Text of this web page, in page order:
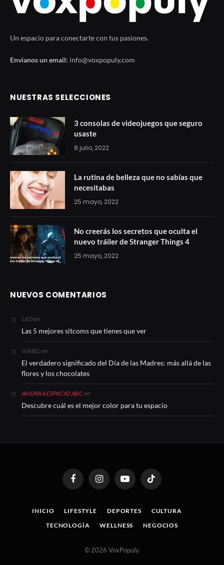
Un espacio para conectarte con tus pasiones.
Envíanos un email: info@voxpopuly.com
NUESTRAS SELECCIONES
3 consolas de videojuegos que seguro
usaste
8 julio, 2022
La rutina de belleza que no sabías que
necesitabas
25 mayo, 2022
No creerás los secretos que oculta el
nuevo tráiler de Stranger Things 4
25 mayo, 2022
NUEVOS COMENTARIOS
LEOen
Las 5 mejores sitcoms que tienes que ver
ISRAEL en
El verdadero significado del Día de las Madres: más allá de las
flores y los chocolates
AHORRA ESPACIO ABCen
Descubre cuál es el mejor color para tu espacio
FacebookInstagramYouTubeTikTok
INICIO LIFESTYLE DEPORTES
CULTURA
TECNOLOGÍA
WELLNESS NEGOCIOS
© 2026 VoxPopuly.